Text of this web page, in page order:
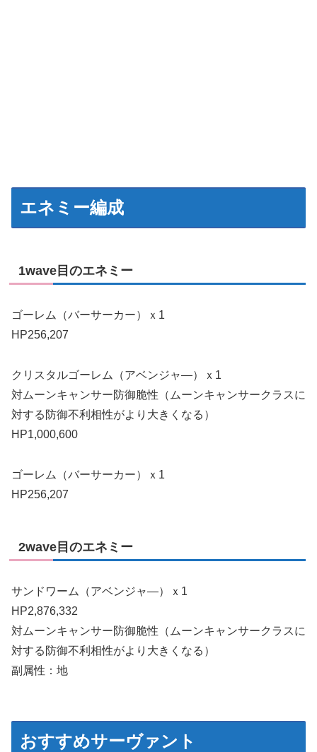
エネミー編成
1wave目のエネミー
ゴーレム（バーサーカー）ｘ1
HP256,207
クリスタルゴーレム（アベンジャ―）ｘ1
対ムーンキャンサー防御脆性（ムーンキャンサークラスに
対する防御不利相性がより大きくなる）
HP1,000,600
ゴーレム（バーサーカー）ｘ1
HP256,207
2wave目のエネミー
サンドワーム（アベンジャ―）ｘ1
HP2,876,332
対ムーンキャンサー防御脆性（ムーンキャンサークラスに
対する防御不利相性がより大きくなる）
副属性：地
おすすめサーヴァント